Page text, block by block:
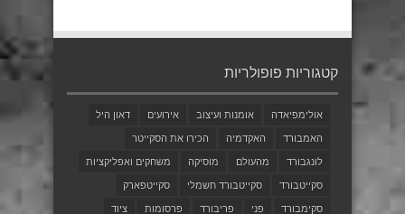
קטגוריות פופולריות
אולימפיאדה אומנות ועיצוב אירועים דאון היל
האמבורד האקדמיה הכירו את הסקייטר
לונגבורד מהעולם מוסיקה משחקים ואפליקציות
סקייטבורד סקייטבורד חשמלי סקייטפארק
סקימבורד פני פריבורד פרסומות ציוד